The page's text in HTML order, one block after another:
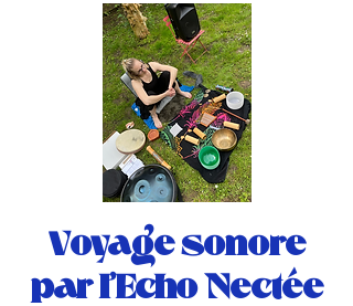
Voyage sonore
par l'Echo Nectée